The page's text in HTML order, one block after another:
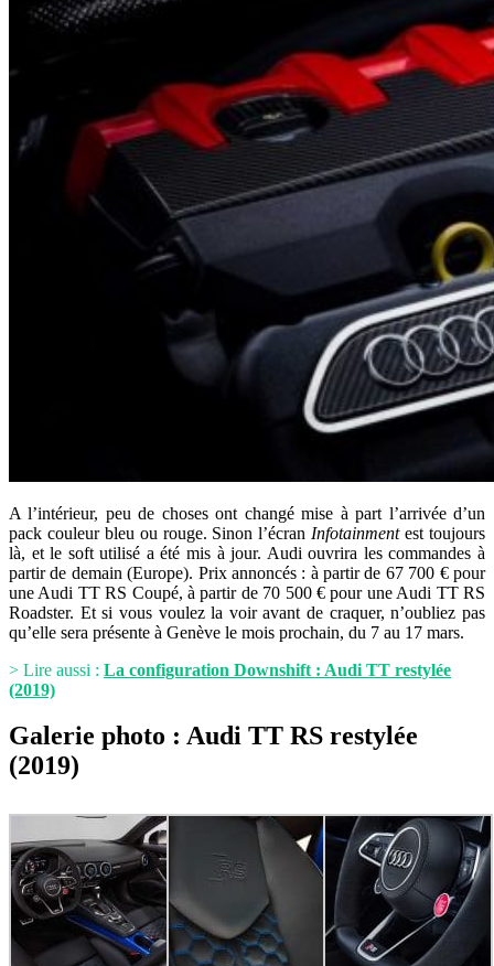
A l’intérieur, peu de choses ont changé mise à part l’arrivée d’un
pack couleur bleu ou rouge. Sinon l’écran Infotainmentest toujours
là, et le soft utilisé a été mis à jour. Audi ouvrira les commandes à
partir de demain (Europe). Prix annoncés : à partir de 67 700 € pour
une Audi TT RS Coupé, à partir de 70 500 € pour une Audi TT RS
Roadster. Et si vous voulez la voir avant de craquer, n’oubliez pas
qu’elle sera présente à Genève le mois prochain, du 7 au 17 mars.
> Lire aussi : La configuration Downshift : Audi TT restylée
(2019)
Galerie photo : Audi TT RS restylée
(2019)